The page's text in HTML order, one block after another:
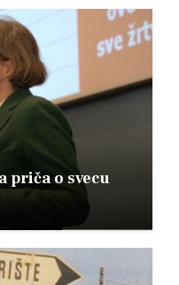
priča o svecu